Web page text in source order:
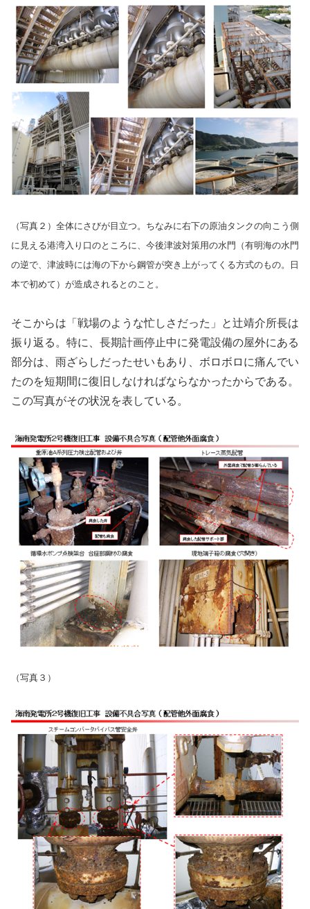
（写真２）全体にさびが目立つ。ちなみに右下の原油タンクの向こう側
に見える港湾入り口のところに、今後津波対策用の水門（有明海の水門
の逆で、津波時には海の下から鋼管が突き上がってくる方式のもの。日
本で初めて）が造成されるとのこと。
そこからは「戦場のような忙しさだった」と辻靖介所長は
振り返る。特に、長期計画停止中に発電設備の屋外にある
部分は、雨ざらしだったせいもあり、ボロボロに痛んでい
たのを短期間に復旧しなければならなかったからである。
この写真がその状況を表している。
（写真３）